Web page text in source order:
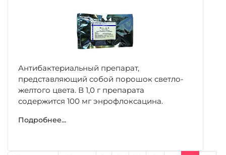
Антибактериальный препарат,
представляющий собой порошок светло-
желтого цвета. В 1,0 г препарата
содержится 100 мг энрофлоксацина.
Подробнее...